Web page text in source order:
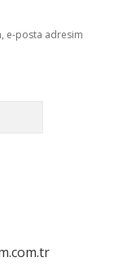
e-posta adresim